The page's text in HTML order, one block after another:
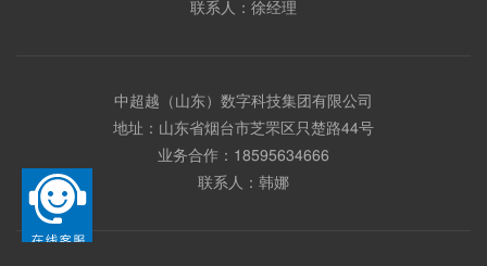
联系人：徐经理
中超越（山东）数字科技集团有限公司
地址：山东省烟台市芝罘区只楚路44号
业务合作： 18595634666
联系人：韩娜